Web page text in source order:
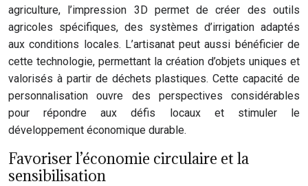
agriculture, l’impression 3D permet de créer des outils
agricoles spécifiques, des systèmes d’irrigation adaptés
aux conditions locales. L’artisanat peut aussi bénéficier de
cette technologie, permettant la création d’objets uniques et
valorisés à partir de déchets plastiques. Cette capacité de
personnalisation ouvre des perspectives considérables
pour répondre aux défis locaux et stimuler le
développement économique durable.
Favoriser l’économie circulaire et la
sensibilisation